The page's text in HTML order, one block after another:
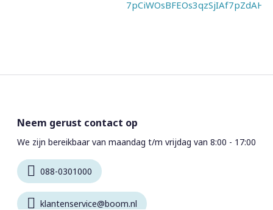
7pCiWOsBFEOs3qzSjIAf7pZdAHc
Neem gerust contact op
We zijn bereikbaar van maandag t/m vrijdag van 8:00 - 17:00
088-0301000
klantenservice@boom.nl